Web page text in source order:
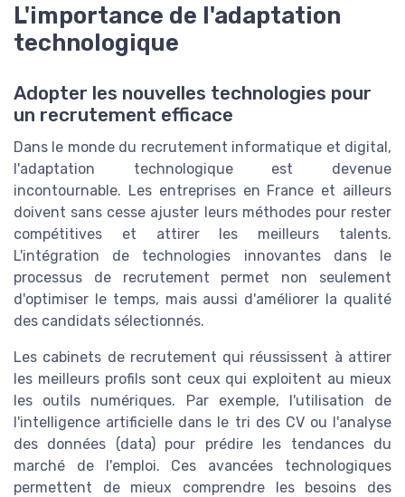
L'importance de l'adaptation
technologique
Adopter les nouvelles technologies pour
un recrutement efficace
Dans le monde du recrutement informatique et digital,
l'adaptation technologique est devenue
incontournable. Les entreprises en France et ailleurs
doivent sans cesse ajuster leurs méthodes pour rester
compétitives et attirer les meilleurs talents.
L'intégration de technologies innovantes dans le
processus de recrutement permet non seulement
d'optimiser le temps, mais aussi d'améliorer la qualité
des candidats sélectionnés.
Les cabinets de recrutement qui réussissent à attirer
les meilleurs profils sont ceux qui exploitent au mieux
les outils numériques. Par exemple, l'utilisation de
l'intelligence artificielle dans le tri des CV ou l'analyse
des données (data) pour prédire les tendances du
marché de l'emploi. Ces avancées technologiques
permettent de mieux comprendre les besoins des